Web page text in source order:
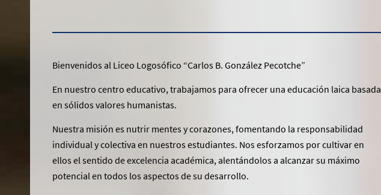
Bienvenidos al Liceo Logosófico “Carlos B. González Pecotche”
En nuestro centro educativo, trabajamos para ofrecer una educación laica basada
en sólidos valores humanistas.
Nuestra misión es nutrir mentes y corazones, fomentando la responsabilidad
individual y colectiva en nuestros estudiantes. Nos esforzamos por cultivar en
ellos el sentido de excelencia académica, alentándolos a alcanzar su máximo
potencial en todos los aspectos de su desarrollo.